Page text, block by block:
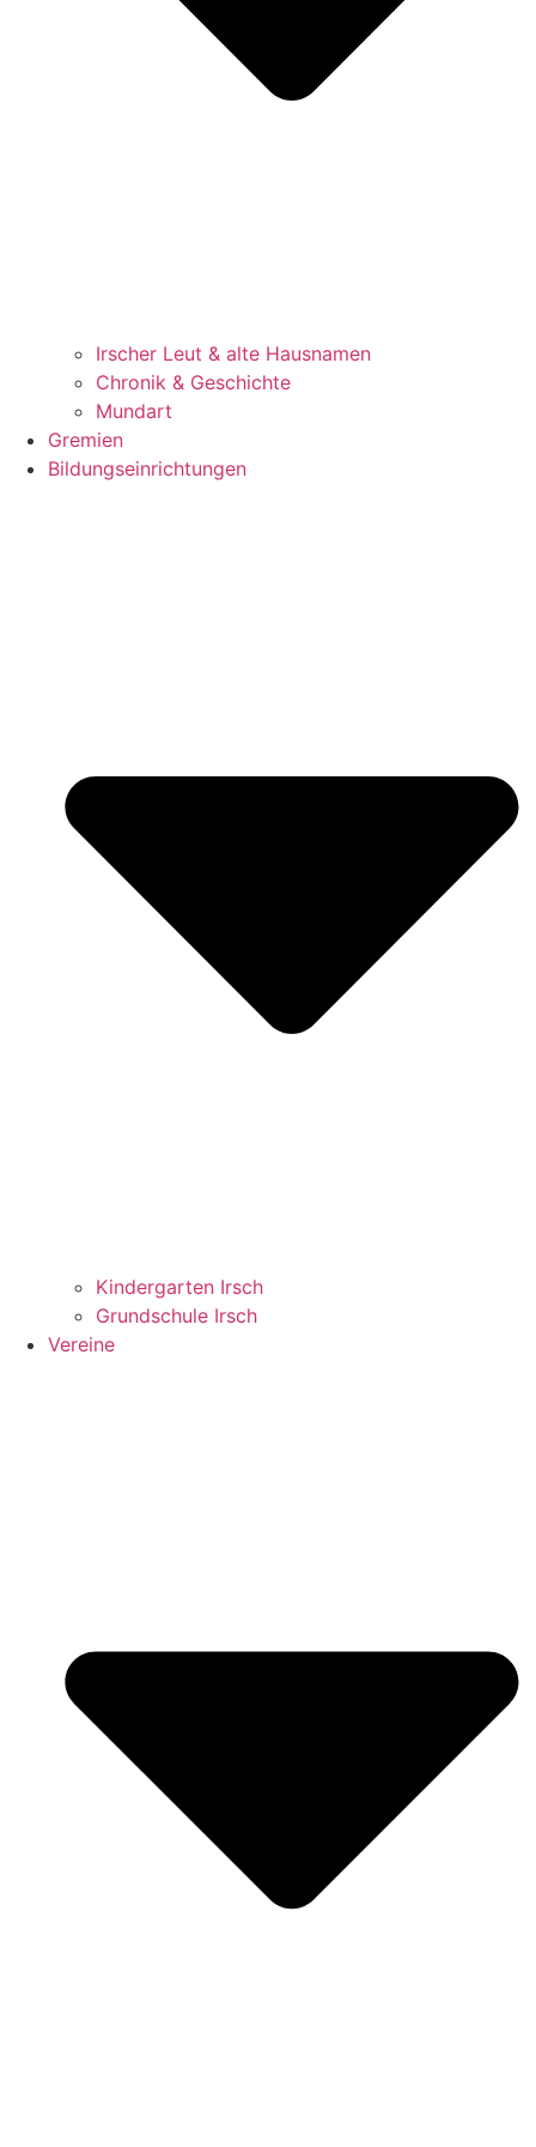
Irscher Leut & alte Hausnamen
Chronik & Geschichte
Mundart
Gremien
Bildungseinrichtungen
Kindergarten Irsch
Grundschule Irsch
Vereine